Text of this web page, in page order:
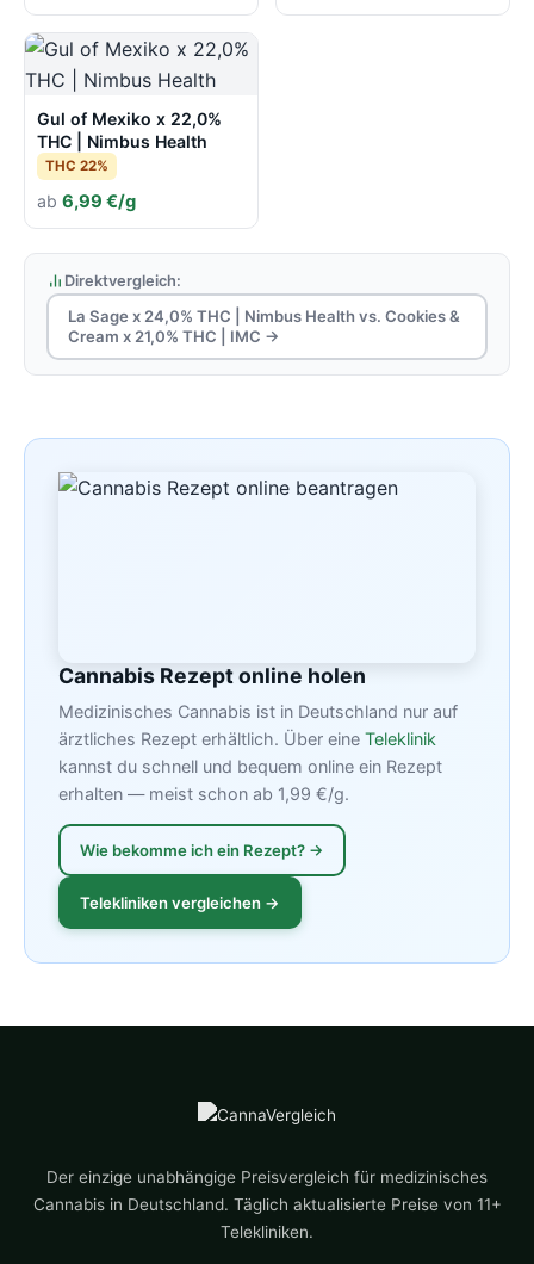
Gul of Mexiko x 22,0%
THC | Nimbus Health
THC 22%
ab 6,99 €/g
Direktvergleich:
La Sage x 24,0% THC | Nimbus Health vs. Cookies &
Cream x 21,0% THC | IMC →
Cannabis Rezept online holen
Medizinisches Cannabis ist in Deutschland nur auf
ärztliches Rezept erhältlich. Über eine Teleklinik
kannst du schnell und bequem online ein Rezept
erhalten — meist schon ab 1,99 €/g.
Wie bekomme ich ein Rezept? →
Telekliniken vergleichen →
Der einzige unabhängige Preisvergleich für medizinisches
Cannabis in Deutschland. Täglich aktualisierte Preise von 11+
Telekliniken.